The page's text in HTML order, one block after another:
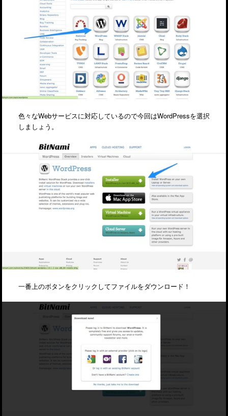
色々なWebサービスに対応しているので今回はWordPressを選択
しましょう。
一番上のボタンをクリックしてファイルをダウンロード！